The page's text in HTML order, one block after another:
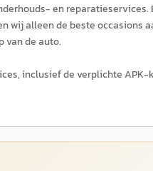
en
wij alleen de beste occasions
van de auto.
inclusief de verplichte APK-